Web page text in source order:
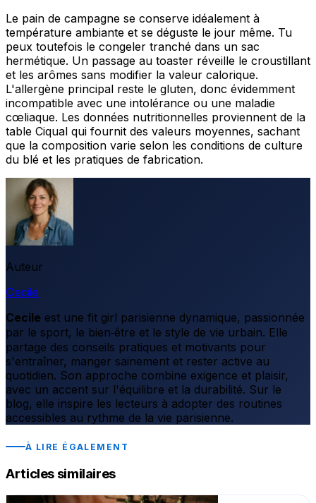
Le pain de campagne se conserve idéalement à
température ambiante et se déguste le jour même. Tu
peux toutefois le congeler tranché dans un sac
hermétique. Un passage au toaster réveille le croustillant
et les arômes sans modifier la valeur calorique.
L'allergène principal reste le gluten, donc évidemment
incompatible avec une intolérance ou une maladie
cœliaque. Les données nutritionnelles proviennent de la
table Ciqual qui fournit des valeurs moyennes, sachant
que la composition varie selon les conditions de culture
du blé et les pratiques de fabrication.
Auteur
Cecile
Cecile est une fit girl parisienne dynamique, passionnée
par le sport, le bien‑être et le style de vie urbain. Elle
partage des conseils pratiques et motivants pour
s'entraîner, manger sainement et rester active au
quotidien. Son approche combine exigence et plaisir,
avec un accent sur l'équilibre et la durabilité. Sur le
blog, elle inspire les lecteurs à adopter des routines
accessibles au rythme de la vie parisienne.
À LIRE ÉGALEMENT
Articles similaires